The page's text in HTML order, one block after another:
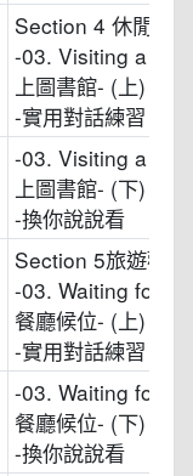
Section 4 休閒育樂
-03. Visiting a
上圖書館- (上)
-實用對話練習
-03. Visiting a
上圖書館- (下)
-換你說說看
Section 5旅遊觀光
-03. Waiting for a
餐廳候位- (上)
-實用對話練習
-03. Waiting for a
餐廳候位- (下)
-換你說說看